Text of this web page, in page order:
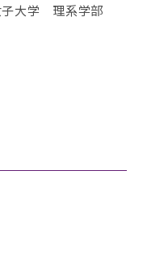
子大学 理系学部